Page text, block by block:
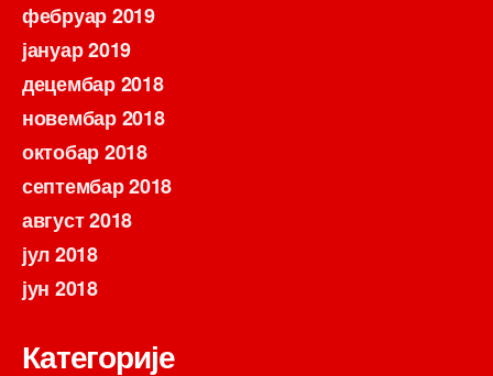
фебруар 2019
јануар 2019
децембар 2018
новембар 2018
октобар 2018
септембар 2018
август 2018
јул 2018
јун 2018
Категорије